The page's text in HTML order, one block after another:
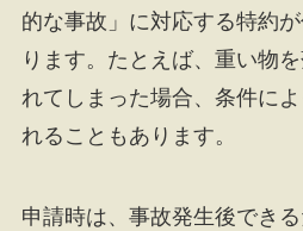
的な事故」に対応する特約
ります。たとえば、重い物
れてしまった場合、条件に
れることもあります。
申請時は、事故発生後でき